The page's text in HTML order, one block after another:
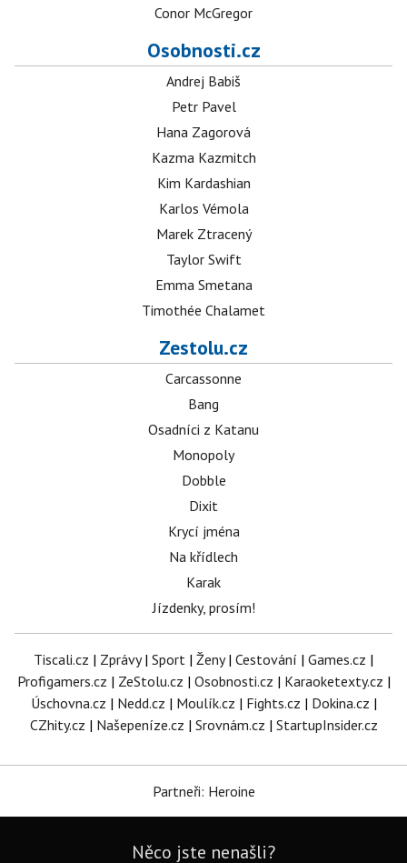
Conor McGregor
Osobnosti.cz
Andrej Babiš
Petr Pavel
Hana Zagorová
Kazma Kazmitch
Kim Kardashian
Karlos Vémola
Marek Ztracený
Taylor Swift
Emma Smetana
Timothée Chalamet
Zestolu.cz
Carcassonne
Bang
Osadníci z Katanu
Monopoly
Dobble
Dixit
Krycí jména
Na křídlech
Karak
Jízdenky, prosím!
Tiscali.cz | Zprávy| Sport | Ženy| Cestování | Games.cz |
Profigamers.cz | ZeStolu.cz | Osobnosti.cz | Karaoketexty.cz |
Úschovna.cz | Nedd.cz | Moulík.cz | Fights.cz | Dokina.cz |
CZhity.cz | Našepeníze.cz | Srovnám.cz | StartupInsider.cz
Partneři: Heroine
Něco jste nenašli?